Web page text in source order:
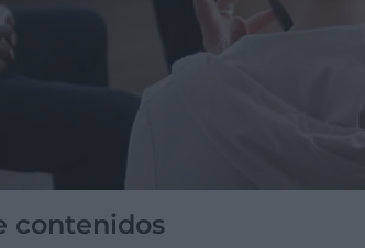
contenidos